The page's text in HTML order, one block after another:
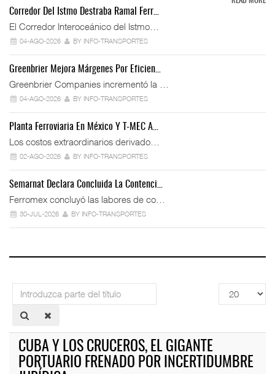
Corredor Del Istmo Destraba Ramal Ferr…
El Corredor Interoceánico del Istmo…
04-AGO-2026 BY INFO-TRANSPORTES
Greenbrier Mejora Márgenes Por Eficien…
Greenbrier Companies incrementó la …
04-AGO-2026 BY INFO-TRANSPORTES
Planta Ferroviaria En México Y T-MEC A…
Los costos extraordinarios derivado…
02-AGO-2026 BY INFO-TRANSPORTES
Semarnat Declara Concluida La Contenci…
Ferromex concluyó las labores de co…
30-JUL-2026 BY INFO-TRANSPORTES
Introduzca
parte
del
Cantidad
a
CUBA Y LOS CRUCEROS, EL GIGANTE
PORTUARIO FRENADO POR INCERTIDUMBRE